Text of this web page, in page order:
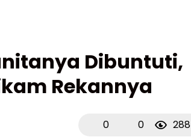
Dibuntuti,
Rekannya
0 0 288